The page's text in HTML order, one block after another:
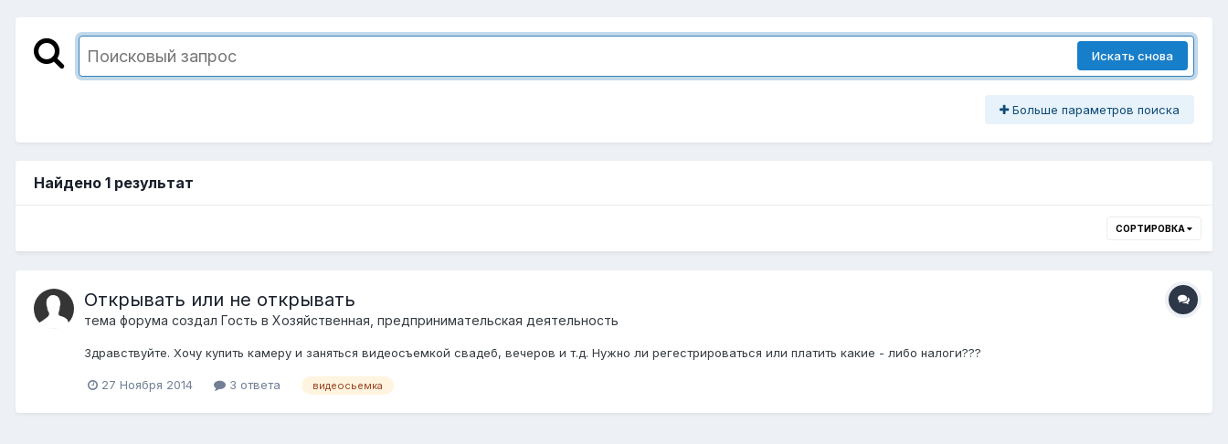
Искать снова
Больше параметров поиска
Найдено 1 результат
СОРТИРОВКА
Открывать или не открывать
тема форума создал Гость в Хозяйственная, предпринимательская деятельность
Здравствуйте. Хочу купить камеру и заняться видеосъемкой свадеб, вечеров и т.д. Нужно ли регестрироваться или платить какие - либо налоги???
27 Ноября 2014 3 ответа видеосьемка